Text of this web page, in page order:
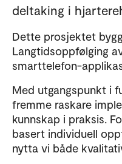
deltaking i
Dette prosjektet
Langtidsoppfølging
smarttelefon-
Med utgangspunkt i
fremme raskare
kunnskap i praksis.
basert individuell
nytta vi både